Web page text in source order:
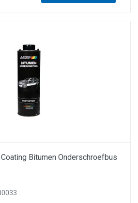
Bitumen Onderschroefbus